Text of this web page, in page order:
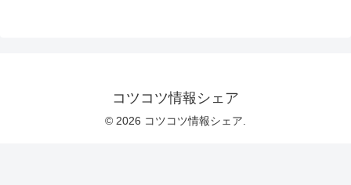
コツコツ情報シェア
© 2026 コツコツ情報シェア.